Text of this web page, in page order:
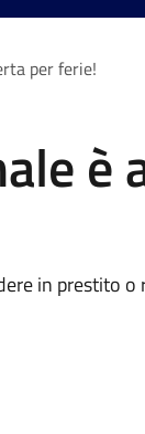
per ferie!
è
in prestito